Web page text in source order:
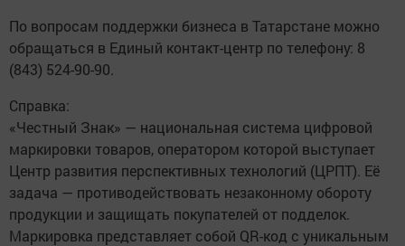
По вопросам поддержки бизнеса в Татарстане можно
обращаться в Единый контакт-центр по телефону: 8
(843) 524-90-90.
Справка:
«Честный Знак» — национальная система цифровой
маркировки товаров, оператором которой выступает
Центр развития перспективных технологий (ЦРПТ). Её
задача — противодействовать незаконному обороту
продукции и защищать покупателей от подделок.
Маркировка представляет собой QR-код с уникальным